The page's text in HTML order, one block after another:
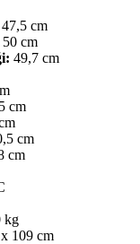
47,5 cm
50 cm
49,7 cm
cm
cm
cm
kg
109 cm